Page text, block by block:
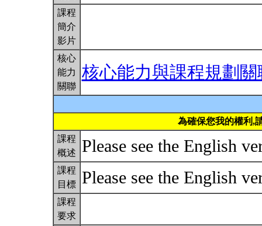
課程
簡介
影片
核心
能力
關聯
核心能力與課程規劃關
為確保您我的權利,
課程
概述
Please see the English
課程
目標
Please see the English
課程
要求